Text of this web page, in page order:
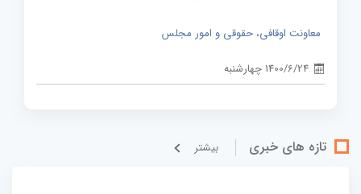
معاونت اوقافی، حقوقی و امور مجلس
1400/6/24 چهارشنبه
تازه های خبری بيشتر